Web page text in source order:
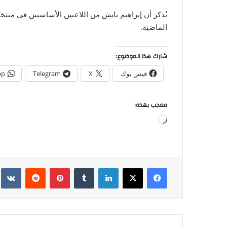
الماضية.
شارك هذا الموضوع:
فيس بوك X
Telegram
معجب بهذه:
جاري
فيسبوك ‫X لينكدإن بينتيريست